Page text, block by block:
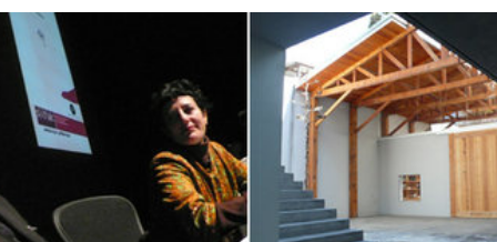
的、浮华的或者说没必要的政治性作品。有很多陷
阱你可能陷入进去。我决定自己去审视一下那些冲
动，与它们共存。
我的作品取名为《十字路口The Crossing》（要上
岸 顾客就必须付船费：麦克•杰克逊船夫山姆大
叔）( Passengers Must Play Toll In Order to
Disembark: Michael Jackson, Charon, and Uncle